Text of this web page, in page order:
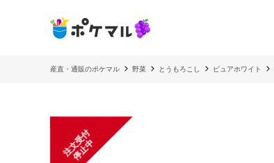
産直・通販のポケマル 野菜 とうもろこし ピュアホワイト
注
文
受
付
停
止
中